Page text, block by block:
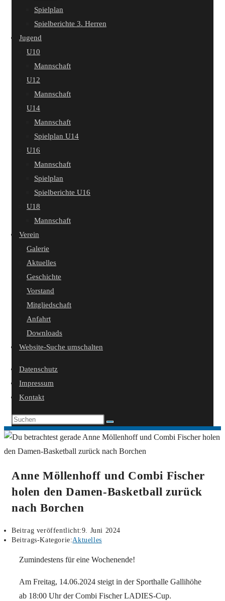
Spielplan
Spielberichte 3. Herren
Jugend
U10
Mannschaft
U12
Mannschaft
U14
Mannschaft
Spielplan U14
U16
Mannschaft
Spielplan
Spielberichte U16
U18
Mannschaft
Verein
Galerie
Aktuelles
Geschichte
Vorstand
Mitgliedschaft
Anfahrt
Downloads
Website-Suche umschalten
Datenschutz
Impressum
Kontakt
Anne Möllenhoff und Combi Fischer
holen den Damen-Basketball zurück
nach Borchen
Beitrag veröffentlicht:9. Juni 2024
Beitrags-Kategorie:Aktuelles
Zumindestens für eine Wochenende!
Am Freitag, 14.06.2024 steigt in der Sporthalle Gallihöhe
ab 18:00 Uhr der Combi Fischer LADIES-Cup.